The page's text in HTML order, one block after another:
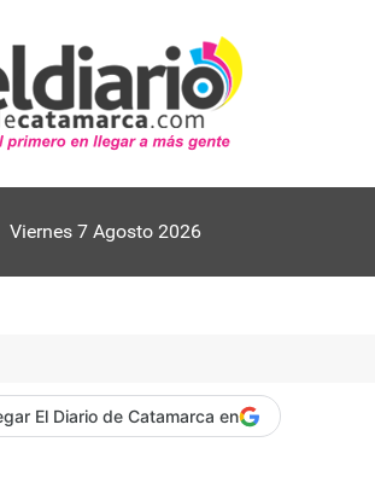
Viernes 7 Agosto 2026
El Diario de Catamarca en